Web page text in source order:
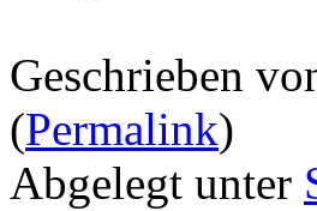
Geschrieben
(Permalink)
Abgelegt unter